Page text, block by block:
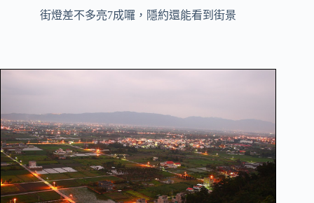
街燈差不多亮7成囉，隱約還能看到街景